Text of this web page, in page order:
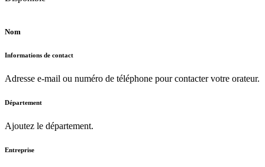
Nom
Informations de contact
Adresse e-mail ou numéro de téléphone pour contacter votre orateur.
Département
Ajoutez le département.
Entreprise